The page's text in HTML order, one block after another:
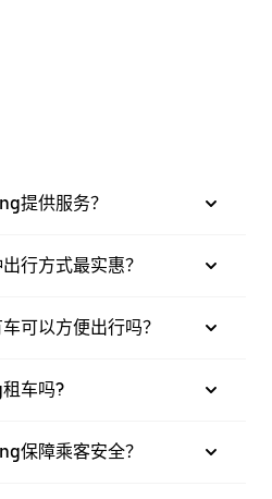
提供服务？
行方式最实惠？
可以方便出行吗？
车吗?
保障乘客安全？